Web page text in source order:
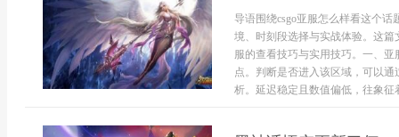
导语围绕csgo亚服怎么样看这个
境、时刻段选择与实战体验。这
服的查看技巧与实用技巧。一、
点。判断是否进入该区域，可以
析。延迟稳定且数值偏低，往象征